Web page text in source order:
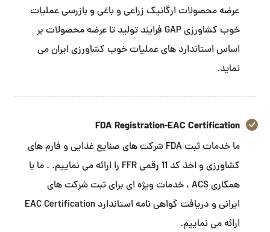
عرضه محصولات ارگانیک زراعی و باغی و بازرسی عملیات
خوب کشاورزی GAP فرایند تولید تا عرضه محصولات بر
اساس استاندارد های عملیات خوب کشاورزی ایران می
نماید.
FDA Registration-EAC Certification
ما خدمات ثبت FDA شرکت های صنایع غذایی و فارم های
کشاورزی و اخذ کد 11 رقمی FFR را ارائه می نماییم. . ما با
همکاری ACS ، خدمات ویژه ای برای ثبت شرکت های
ایرانی و دریافت گواهی نامه استاندارد EAC Certification
ارائه می نماییم.